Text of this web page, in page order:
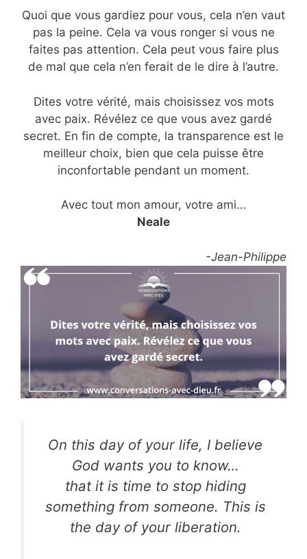
Quoi que vous gardiez pour vous, cela n’en vaut
pas la peine. Cela va vous ronger si vous ne
faites pas attention. Cela peut vous faire plus
de mal que cela n’en ferait de le dire à l’autre.
Dites votre vérité, mais choisissez vos mots
avec paix. Révélez ce que vous avez gardé
secret. En fin de compte, la transparence est le
meilleur choix, bien que cela puisse être
inconfortable pendant un moment.
Avec tout mon amour, votre ami…
Neale
-Jean-Philippe
On this day of your life, I believe
God wants you to know…
that it is time to stop hiding
something from someone. This is
the day of your liberation.